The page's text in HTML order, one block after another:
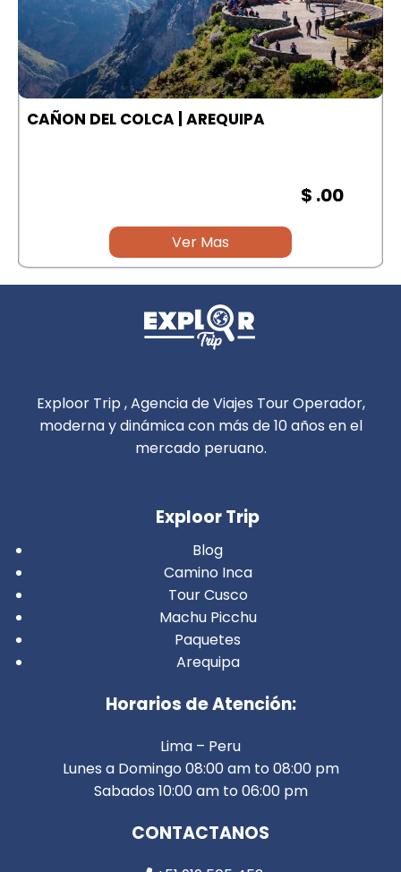
CAÑON DEL COLCA | AREQUIPA
$ .00
Ver Mas
Exploor Trip , Agencia de Viajes Tour Operador,
moderna y dinámica con más de 10 años en el
mercado peruano.
Exploor Trip
Blog
Camino Inca
Tour Cusco
Machu Picchu
Paquetes
Arequipa
Horarios de Atención:
Lima – Peru
Lunes a Domingo 08:00 am to 08:00 pm
Sabados 10:00 am to 06:00 pm
CONTACTANOS